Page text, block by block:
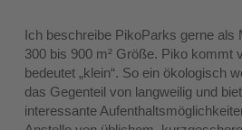
Ich beschreibe PikoParks gerne als
300 bis 900 m² Größe. Piko kommt
bedeutet „klein“. So ein ökologisch
das Gegenteil von langweilig und
interessante